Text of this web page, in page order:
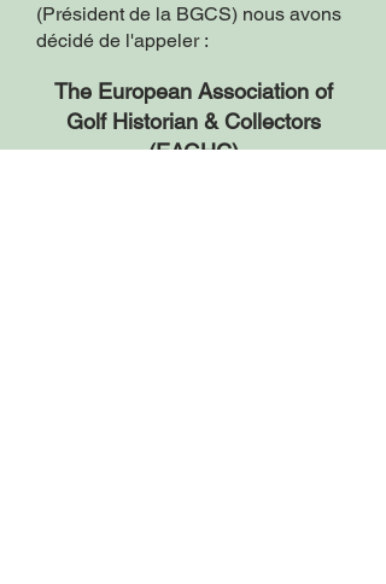
(Président de la BGCS) nous avons
décidé de l'appeler :
The European Association of
Golf Historian & Collectors
(EAGHC)